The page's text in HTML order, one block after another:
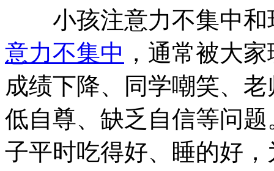
小孩注意力不集中和
意力不集中 ，通常被大
成绩下降、同学嘲笑、
低自尊、缺乏自信等问
子平时吃得好、睡的好